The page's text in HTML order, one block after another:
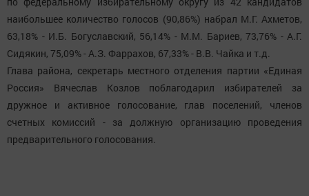
наибольшее количество голосов (90,86%) набрал М.Г. Ахметов,
63,18% - И.Б. Богуславский, 56,14% - М.М. Бариев, 73,76% - А.Г.
Сидякин, 75,09% - А.З. Фаррахов, 67,33% - В.В. Чайка и т.д.
Глава района, секретарь местного отделения партии «Единая
Россия» Вячеслав Козлов поблагодарил избирателей за
дружное и активное голосование, глав поселений, членов
счетных комиссий - за должную организацию проведения
предварительного голосования.